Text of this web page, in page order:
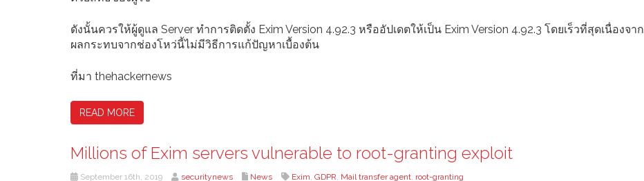
ดังนั้นควรให้ผู้ดูแล Server ทำการติดตั้ง Exim Version 4.92.3 หรืออัปเดตให้เป็น Exim Version 4.92.3 โดยเร็วที่สุดเนื่องจาก
ผลกระทบจากช่องโหว่นี้ไม่มีวิธีการแก้ปัญหาเบื้องต้น
ที่มา thehackernews
READ MORE
Millions of Exim servers vulnerable to root-granting exploit
September 16th, 2019 securitynews News Exim, GDPR, Mail transfer agent, root-granting